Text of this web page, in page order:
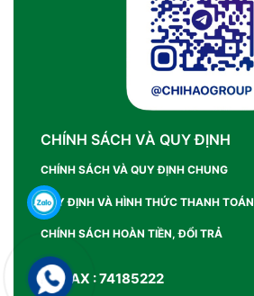
CHÍNH SÁCH VÀ QUY ĐỊNH
CHÍNH SÁCH VÀ QUY ĐỊNH CHUNG
QUY ĐỊNH VÀ HÌNH THỨC THANH TOÁN
CHÍNH SÁCH HOÀN TIỀN, ĐỔI TRẢ
SỐ FAX : 74185222